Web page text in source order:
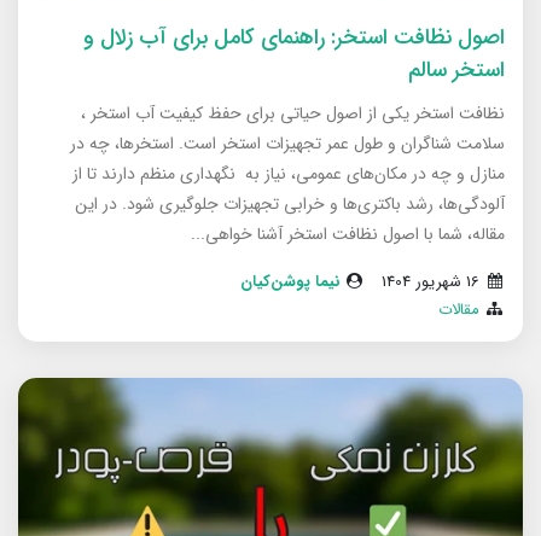
اصول نظافت استخر: راهنمای کامل برای آب زلال و
استخر سالم
نظافت استخر یکی از اصول حیاتی برای حفظ کیفیت آب استخر ،
سلامت شناگران و طول عمر تجهیزات استخر است. استخرها، چه در
منازل و چه در مکان‌های عمومی، نیاز به نگهداری منظم دارند تا از
آلودگی‌ها، رشد باکتری‌ها و خرابی تجهیزات جلوگیری شود. در این
مقاله، شما با اصول نظافت استخر آشنا خواهی...
نیما پوشن‌کیان
مقالات